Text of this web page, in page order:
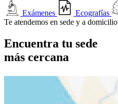
Exámenes Ecografías
Te atendemos en sede y a domicilio
Encuentra tu sede
más cercana